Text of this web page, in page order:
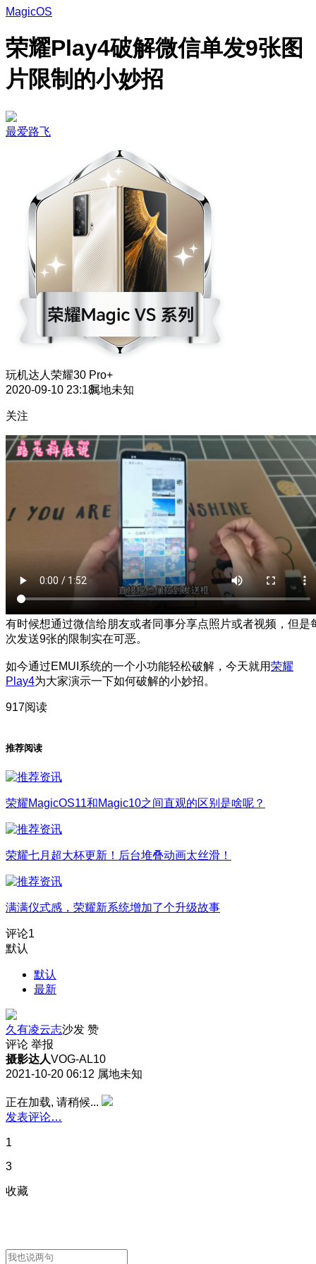
MagicOS
荣耀Play4破解微信单发9张图
片限制的小妙招
最爱路飞
玩机达人 荣耀30 Pro+
2020-09-10 23:18属地未知
关注
有时候想通过微信给朋友或者同事分享点照片或者视频，但是
次发送9张的限制实在可恶。
如今通过EMUI系统的一个小功能轻松破解，今天就用荣耀
Play4为大家演示一下如何破解的小妙招。
917阅读
推荐阅读
荣耀MagicOS11和Magic10之间直观的区别是啥呢？
荣耀七月超大杯更新！后台堆叠动画太丝滑！
满满仪式感，荣耀新系统增加了个升级故事
评论1
默认
默认
最新
久有凌云志沙发 赞
评论 举报
摄影达人VOG-AL10
2021-10-20 06:12 属地未知
正在加载, 请稍候...
发表评论…
1
3
收藏